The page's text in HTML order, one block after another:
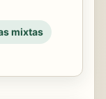
mixtas